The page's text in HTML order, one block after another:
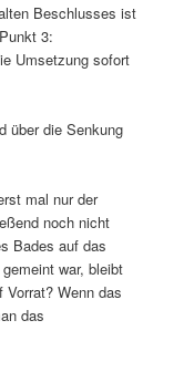
Beschlusses ist
3:
Umsetzung sofort
über die Senkung
mal nur der
noch nicht
Bades auf das
war, bleibt
Wenn das
das